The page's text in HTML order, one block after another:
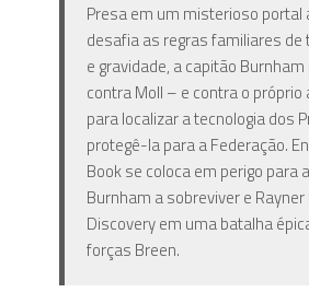
Presa em um misterioso portal
desafia as regras familiares de
e gravidade, a capitão
contra Moll – e contra o
para localizar a tecnologia dos
protegê-la para a Federação.
Book se coloca em perigo para
Burnham a sobreviver e Rayner
Discovery em uma batalha
forças Breen.